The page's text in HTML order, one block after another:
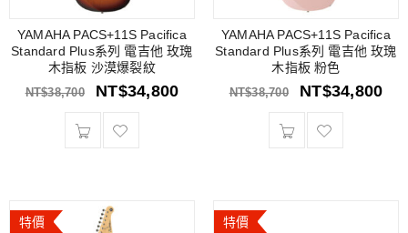
YAMAHA PACS+11S Pacifica
Standard Plus系列 電吉他 玫瑰
木指板 沙漠爆裂紋
NT$38,700 NT$34,800
YAMAHA PACS+11S Pacifica
Standard Plus系列 電吉他 玫瑰
木指板 粉色
NT$38,700 NT$34,800
特價 特價